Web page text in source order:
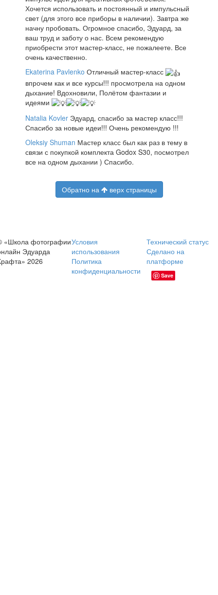
Хочется использовать и постоянный и импульсный
свет (для этого все приборы в наличии). Завтра же
начну пробовать. Огромное спасибо, Эдуард, за
ваш труд и заботу о нас. Всем рекомендую
приобрести этот мастер-класс, не пожалеете. Все
очень качественно.
Ekaterina Pavlenko Отличный мастер-класс
впрочем как и все курсы!!! просмотрела на одном
дыхание! Вдохновили, Полётом фантазии и
идеями
Natalia Kovler Эдуард, спасибо за мастер класс!!!
Спасибо за новые идеи!!! Очень рекомендую !!!
Oleksiy Shuman Мастер класс был как раз в тему в
связи с покупкой комплекта Godox S30, посмотрел
все на одном дыхании ) Спасибо.
Обратно на верх страницы
«Школа фотографии
Эдуарда
2026
Условия
использования
Политика
конфиденциальности
Технический статус
Сделано на
платформе
Save